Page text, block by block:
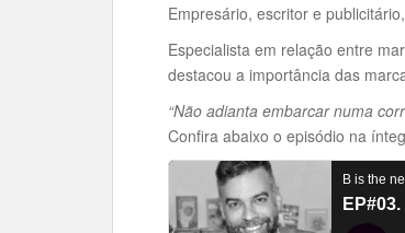
Empresário, escritor e
Especialista em relação entre
destacou a importância das
“Não adianta embarcar numa
Confira abaixo o episódio na